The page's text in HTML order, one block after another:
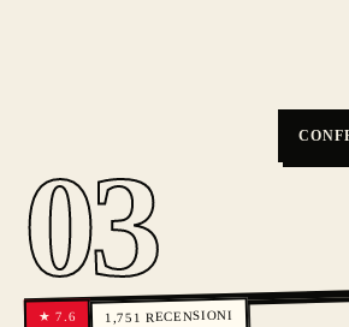
03
★7.6 1,751 RECENSIONI